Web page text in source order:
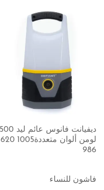
مروحة الطاولة بثلاث
سرعات بقدرة 60 واط باللون